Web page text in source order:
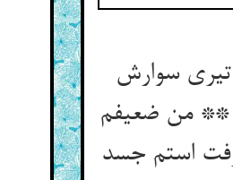
تیری سوارش
** من ضعیفم
استم جسد